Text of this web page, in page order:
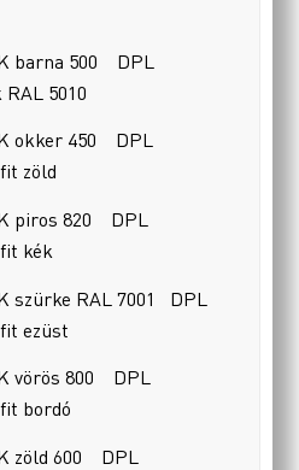
barna 500 DPL
5010
okker 450 DPL
zöld
piros 820 DPL
kék
szürke RAL 7001 DPL
ezüst
vörös 800 DPL
bordó
zöld 600 DPL